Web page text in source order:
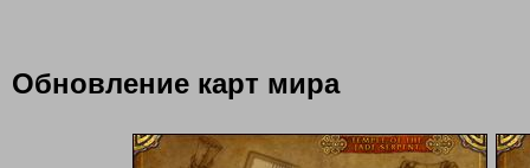
Обновление карт мира